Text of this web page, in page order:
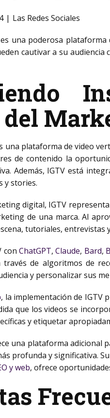
Las Redes Sociales
una poderosa
cautivar a su
una plataforma de video
de contenido la
Además, IGTV está
y stories.
digital, IGTV
de una marca. Al
tutoriales, entrevistas
con ChatGPT,Claude, Bard,
de algoritmos de
y personalizar sus
, la implementación de IGTV
que los videos se
y etiquetar
una plataforma adicional
profunda y significativa.
y web, ofrece